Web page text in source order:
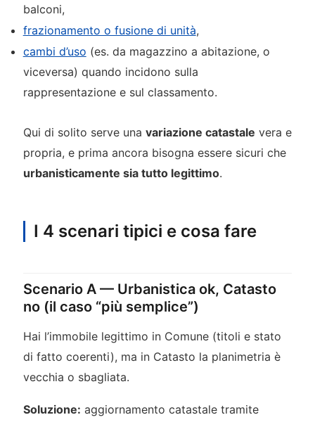
balconi,
frazionamento o fusione di unità,
cambi d’uso (es. da magazzino a abitazione, o
viceversa) quando incidono sulla
rappresentazione e sul classamento.
Qui di solito serve una variazione catastale vera e
propria, e prima ancora bisogna essere sicuri che
urbanisticamente sia tutto legittimo.
I 4 scenari tipici e cosa fare
Scenario A — Urbanistica ok, Catasto
no (il caso “più semplice”)
Hai l’immobile legittimo in Comune (titoli e stato
di fatto coerenti), ma in Catasto la planimetria è
vecchia o sbagliata.
Soluzione: aggiornamento catastale tramite